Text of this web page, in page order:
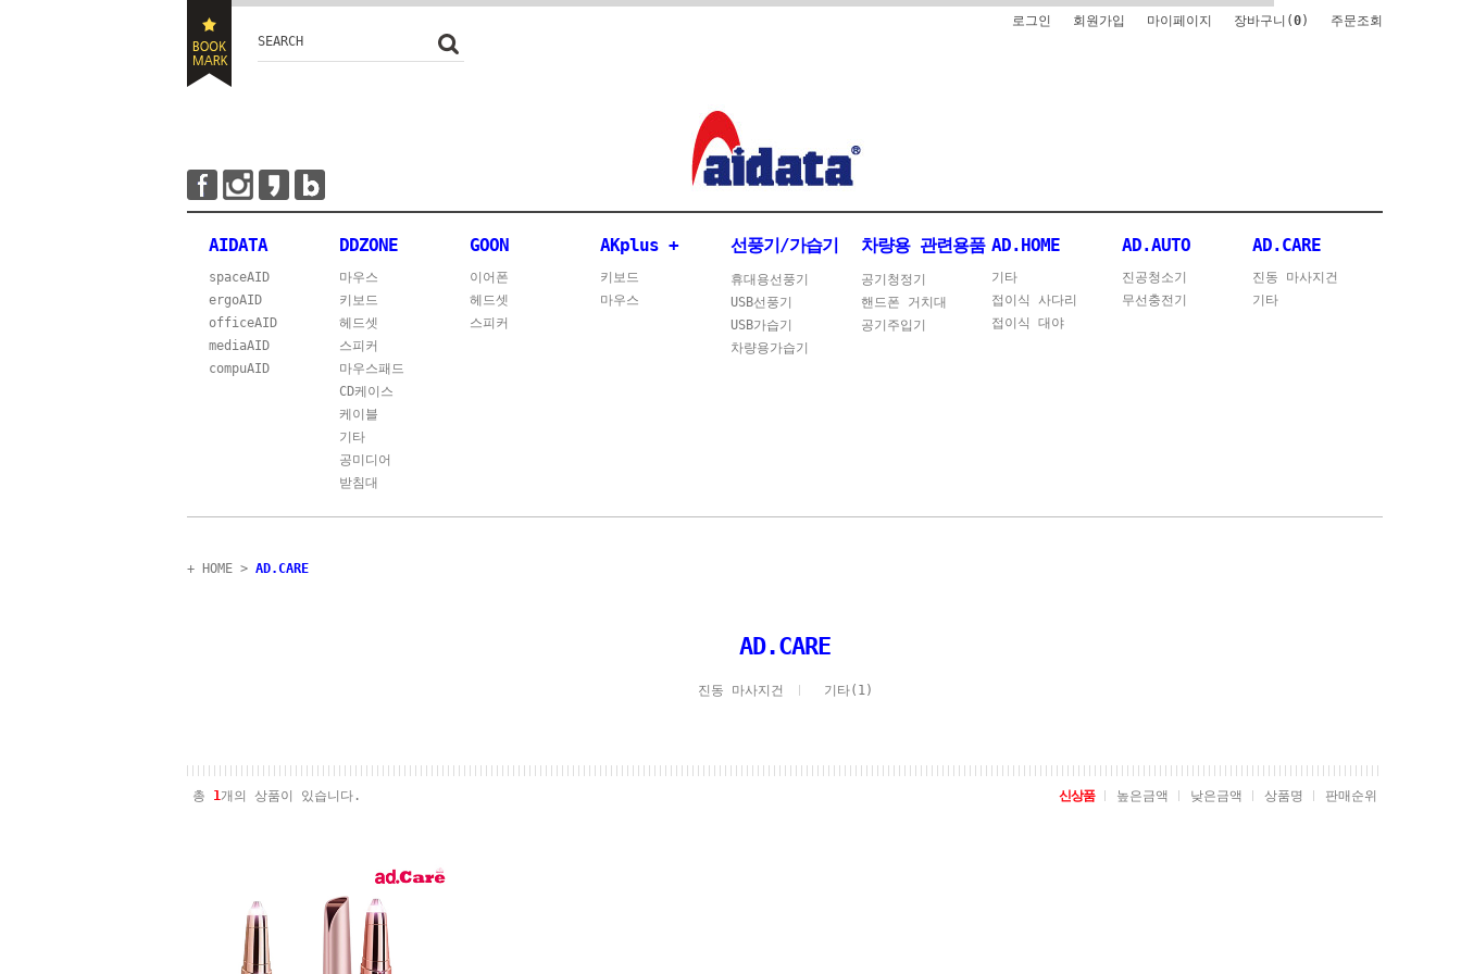
SEARCH
로그인 회원가입 마이페이지 장바구니(0) 주문조회
AIDATA
spaceAID
ergoAID
officeAID
mediaAID
compuAID
DDZONE
마우스
키보드
헤드셋
스피커
마우스패드
CD케이스
케이블
기타
공미디어
받침대
GOON
이어폰
헤드셋
스피커
AKplus +
키보드
마우스
선풍기/가습기
휴대용선풍기
USB선풍기
USB가습기
차량용가습기
차량용 관련용품
공기청정기
핸드폰 거치대
공기주입기
AD.HOME
기타
접이식 사다리
접이식 대야
AD.AUTO
진공청소기
무선충전기
AD.CARE
진동 마사지건
기타
+ HOME > AD.CARE
AD.CARE
진동 마사지건 기타(1)
총 1개의 상품이 있습니다. 신상품 높은금액 낮은금액 상품명 판매순위